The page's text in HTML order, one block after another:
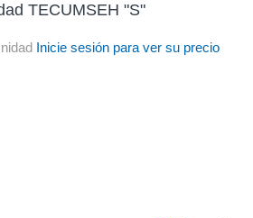
TECUMSEH "S"
Inicie sesión para ver su precio